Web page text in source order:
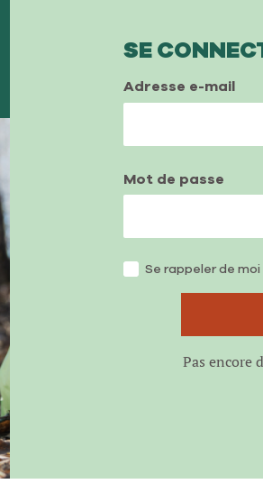
SE
Adresse e-mail
Mot de passe
Se rappeler de moi
Pas encore